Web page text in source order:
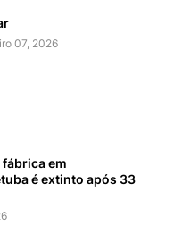
07, 2026
em
é extinto após 33